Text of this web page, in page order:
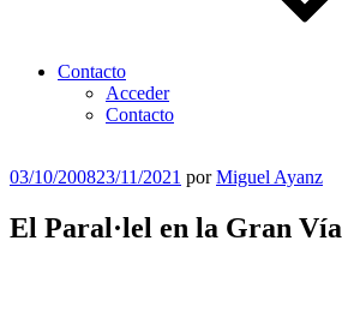
Contacto
Acceder
Contacto
Publicado
03/10/200823/11/2021 porMiguel Ayanz
El Paral·lel en la Gran Vía